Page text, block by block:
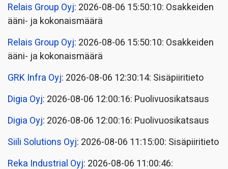
Relais Group Oyj: 2026-08-06 15:50:10: Osakkeiden
ääni- ja kokonaismäärä
Relais Group Oyj: 2026-08-06 15:50:10: Osakkeiden
ääni- ja kokonaismäärä
GRK Infra Oyj: 2026-08-06 12:30:14: Sisäpiiritieto
Digia Oyj: 2026-08-06 12:00:16: Puolivuosikatsaus
Digia Oyj: 2026-08-06 12:00:16: Puolivuosikatsaus
Siili Solutions Oyj: 2026-08-06 11:15:00: Sisäpiiritieto
Reka Industrial Oyj: 2026-08-06 11:00:46: